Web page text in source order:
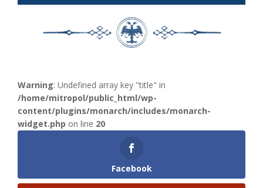
Warning: Undefined array key "title" in
/home/mitropol/public_html/wp-
content/plugins/monarch/includes/monarch-
widget.php on line 20
Facebook